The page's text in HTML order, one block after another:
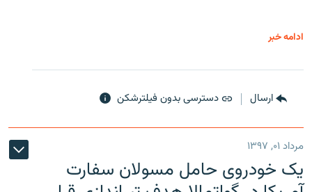
ادامه خبر
ارسال دسترسی بدون فیلترشکن
مرداد ۰۱, ۱۳۹۷
یک خودروی حامل مسولان سفارت